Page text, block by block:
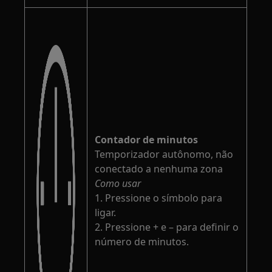
Contador de minutos
Temporizador autônomo, não
conectado a nenhuma zona
Como usar
1. Pressione o símbolo para
ligar.
2. Pressione + e – para definir o
número de minutos.